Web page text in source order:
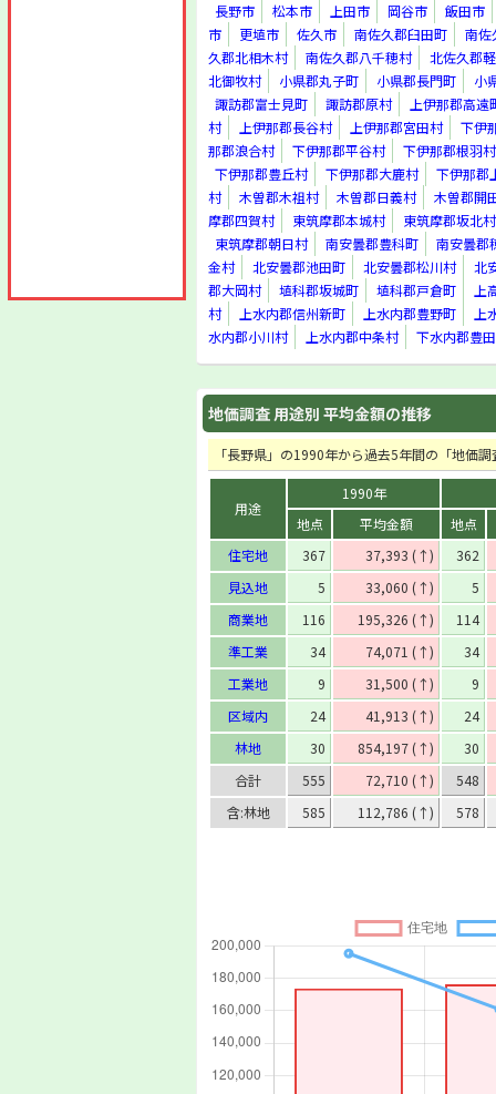
長野市 松本市 上田市 岡谷市
飯田市
市
更埴市 佐久市 南佐久郡臼田町
南佐
久郡北相木村
南佐久郡八千穂村
北佐久郡
北御牧村
小県郡丸子町 小県郡長門町
小
諏訪郡富士見町
諏訪郡原村
上伊那郡高遠
村
上伊那郡長谷村 上伊那郡宮田村
下伊
那郡浪合村
下伊那郡平谷村
下伊那郡根羽村
下伊那郡豊丘村
下伊那郡大鹿村
下伊那郡
村
木曽郡木祖村 木曽郡日義村
木曽郡開
摩郡四賀村
東筑摩郡本城村
東筑摩郡坂北村
東筑摩郡朝日村
南安曇郡豊科町
南安曇郡
金村
北安曇郡池田町 北安曇郡松川村
北
郡大岡村
埴科郡坂城町 埴科郡戸倉町
上
村
上水内郡信州新町 上水内郡豊野町
上
水内郡小川村
上水内郡中条村 下水内郡豊
地価調査 用途別 平均金額の推移
「長野県」の1990年から過去5年間の「地価
用途
1990年
地点
平均金額
地点
住宅地
367 37,393 (↑)
362
見込地
5 33,060 (↑)
5
商業地
116 195,326 (↑)
114
準工業
34 74,071 (↑)
34
工業地
9 31,500 (↑)
9
区域内
24 41,913 (↑)
24
林地
30 854,197 (↑)
30
合計
555 72,710 (↑)
548
含:林地
585 112,786 (↑) 578